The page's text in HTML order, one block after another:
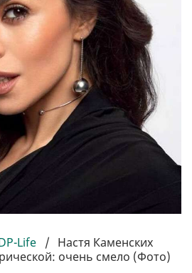
Life / Настя Каменских
очень смело (Фото)